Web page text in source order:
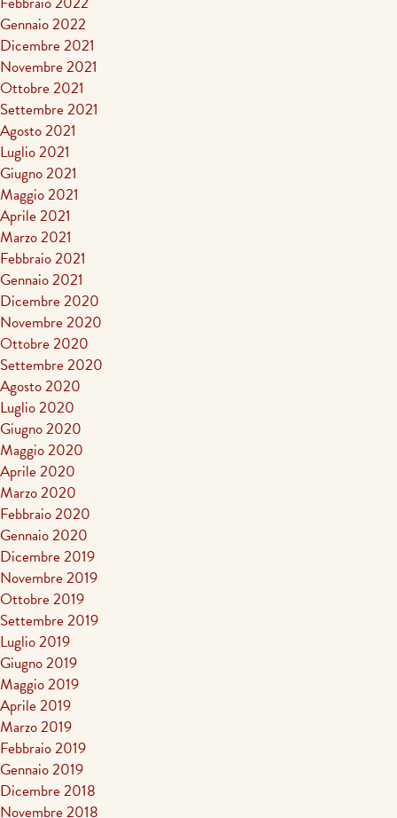
Gennaio 2022
Dicembre 2021
Novembre 2021
Ottobre 2021
Settembre 2021
Agosto 2021
Luglio 2021
Giugno 2021
Maggio 2021
Aprile 2021
Marzo 2021
Febbraio 2021
Gennaio 2021
Dicembre 2020
Novembre 2020
Ottobre 2020
Settembre 2020
Agosto 2020
Luglio 2020
Giugno 2020
Maggio 2020
Aprile 2020
Marzo 2020
Febbraio 2020
Gennaio 2020
Dicembre 2019
Novembre 2019
Ottobre 2019
Settembre 2019
Luglio 2019
Giugno 2019
Maggio 2019
Aprile 2019
Marzo 2019
Febbraio 2019
Gennaio 2019
Dicembre 2018
Novembre 2018